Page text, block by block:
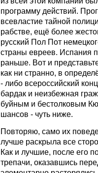
программу действий.
всевластие тайной
рабстве, ещё более
русский Пол Пот
страны евреев. Испания
раньше. Вот и
как ни странно, в
- либо всероссийский
бардак и неизбежная
буйным и бестолковым
шансов - чуть ниже.
Повторяю, само их
лучше раскрыла все
Как и лучшие, после его
трепачи, оказавшись